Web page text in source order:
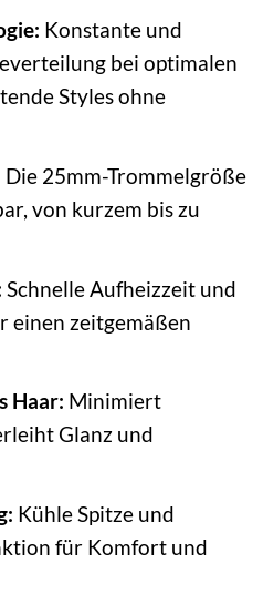
Konstante und
bei optimalen
Styles ohne
Die 25mm-Trommelgröße
von kurzem bis zu
Schnelle Aufheizzeit und
einen zeitgemäßen
Haar: Minimiert
Glanz und
Kühle Spitze und
für Komfort und